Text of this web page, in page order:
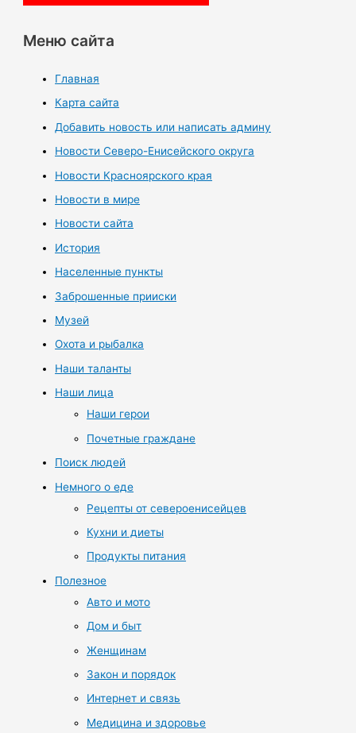
Меню сайта
Главная
Карта сайта
Добавить новость или написать админу
Новости Северо-Енисейского округа
Новости Красноярского края
Новости в мире
Новости сайта
История
Населенные пункты
Заброшенные прииски
Музей
Охота и рыбалка
Наши таланты
Наши лица
Наши герои
Почетные граждане
Поиск людей
Немного о еде
Рецепты от североенисейцев
Кухни и диеты
Продукты питания
Полезное
Авто и мото
Дом и быт
Женщинам
Закон и порядок
Интернет и связь
Медицина и здоровье